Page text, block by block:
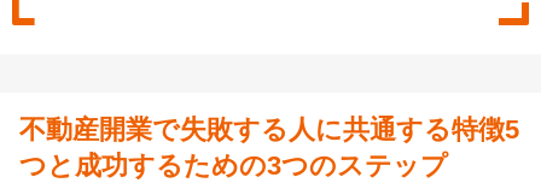
資料ダウンロード
不動産開業で失敗する人に共通する特徴5
つと成功するための3つのステップ